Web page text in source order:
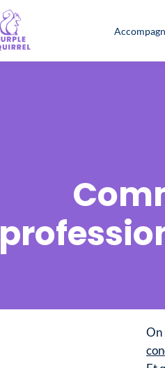
On